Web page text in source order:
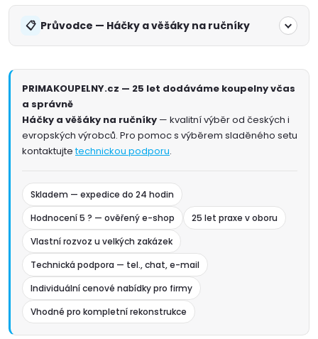
Průvodce — Háčky a věšáky na ručníky
PRIMAKOUPELNY.cz — 25 let dodáváme koupelny včas
a správně
Háčky a věšáky na ručníky — kvalitní výběr od českých i
evropských výrobců. Pro pomoc s výběrem sladěného setu
kontaktujtetechnickou podporu.
Skladem — expedice do 24 hodin
Hodnocení 5 ? — ověřený e-shop
25 let praxe v oboru
Vlastní rozvoz u velkých zakázek
Technická podpora — tel., chat, e-mail
Individuální cenové nabídky pro firmy
Vhodné pro kompletní rekonstrukce